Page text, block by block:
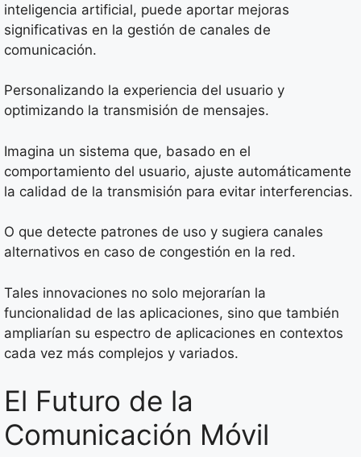
inteligencia artificial, puede aportar mejoras
significativas en la gestión de canales de
comunicación.
Personalizando la experiencia del usuario y
optimizando la transmisión de mensajes.
Imagina un sistema que, basado en el
comportamiento del usuario, ajuste automáticamente
la calidad de la transmisión para evitar interferencias.
O que detecte patrones de uso y sugiera canales
alternativos en caso de congestión en la red.
Tales innovaciones no solo mejorarían la
funcionalidad de las aplicaciones, sino que también
ampliarían su espectro de aplicaciones en contextos
cada vez más complejos y variados.
El Futuro de la
Comunicación Móvil